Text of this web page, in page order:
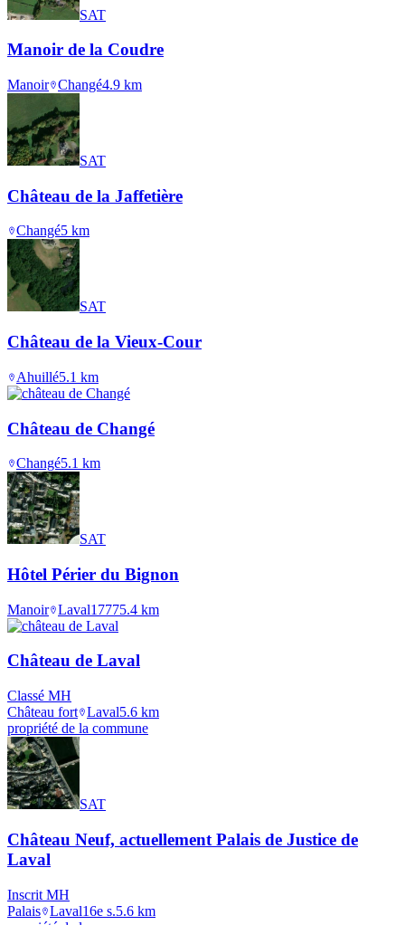
SAT
Manoir de la Coudre
Manoir Changé4.9 km
SAT
Château de la Jaffetière
Changé5 km
SAT
Château de la Vieux-Cour
Ahuillé5.1 km
Château de Changé
Changé5.1 km
SAT
Hôtel Périer du Bignon
Manoir Laval17775.4 km
Château de Laval
Classé MH
Château fort Laval5.6 km
propriété de la commune
SAT
Château Neuf, actuellement Palais de Justice de
Laval
Inscrit MH
Palais Laval16e s.5.6 km